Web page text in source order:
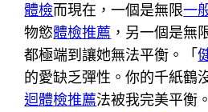
體檢而現在，一個是無限一
物慾體檢推薦 ，另一個是無
都極端到讓她無法平衡。「
的愛缺乏彈性。你的千紙鶴
迴體檢推薦法被我完美平衡